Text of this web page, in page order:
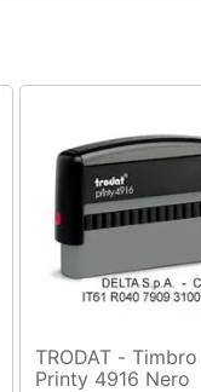
TRODAT - Timbro Di Testo
Printy 4916 Nero